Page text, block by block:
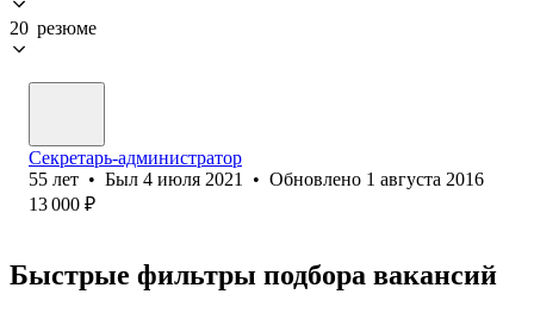
20 резюме
Секретарь-администратор
55 лет • Был 4 июля 2021 • Обновлено 1 августа 2016
13 000 ₽
Быстрые фильтры подбора вакансий